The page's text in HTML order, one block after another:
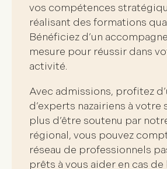
vos compétences
réalisant des formations
Bénéficiez d’un
mesure pour réussir dans
activité.
Avec admissions, profitez
d’experts nazairiens à votre
plus d’être soutenu par
régional, vous pouvez
réseau de professionnels
prêts à vous aider en cas de